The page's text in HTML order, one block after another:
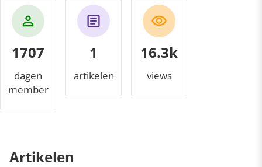
1707
dagen
member
1
artikelen
16.8k
views
Artikelen